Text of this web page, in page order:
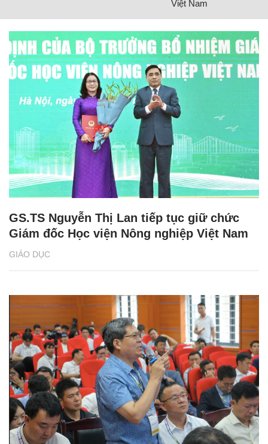
Việt Nam
GIÁO DỤC
GS.TS Nguyễn Thị Lan tiếp tục giữ chức
Giám đốc Học viện Nông nghiệp Việt Nam